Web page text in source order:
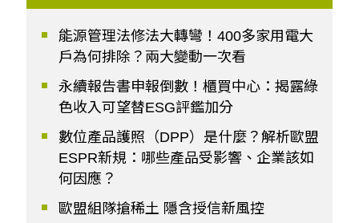
能源管理法修法大轉彎！400多家用電大
戶為何排除？兩大變動一次看
永續報告書申報倒數！櫃買中心：揭露綠
色收入可望替ESG評鑑加分
數位產品護照（DPP）是什麼？解析歐盟
ESPR新規：哪些產品受影響、企業該如
何因應？
歐盟組隊搶稀土 隱含授信新風控